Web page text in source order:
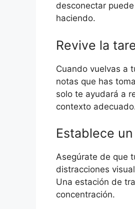
desconectar
haciendo.
Revive la
Cuando vuelvas a
notas que has
solo te ayudará a
contexto
Establece
Asegúrate de que
distracciones
Una estación de
concentración.